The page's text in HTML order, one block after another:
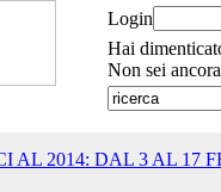
Login
Hai
Non sei
AL 2014: DAL 3 AL 17